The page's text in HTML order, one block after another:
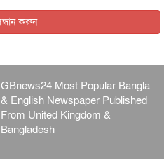
৫ আগস্ট, ২০২৬
অনুসন্ধান করুন
GBnews24 Most Popular Bangla
& English Newspaper Published
From United Kingdom &
Bangladesh